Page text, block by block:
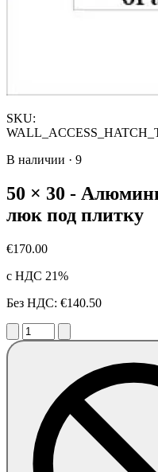
SKU:
В наличии · 9
50 × 30 -
люк под плитку
€170.00
с НДС 21%
Без НДС: €140.50